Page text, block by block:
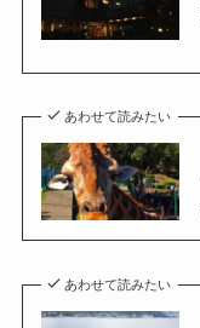
あわせて読みたい
あわせて読みたい